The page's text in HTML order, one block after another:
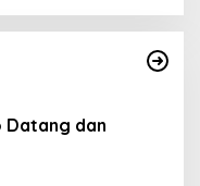
Datang dan